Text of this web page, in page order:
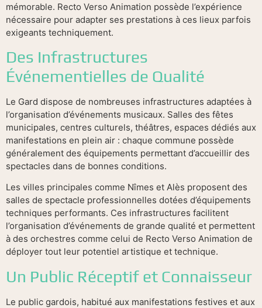
mémorable. Recto Verso Animation possède l’expérience
nécessaire pour adapter ses prestations à ces lieux parfois
exigeants techniquement.
Des Infrastructures
Événementielles de Qualité
Le Gard dispose de nombreuses infrastructures adaptées à
l’organisation d’événements musicaux. Salles des fêtes
municipales, centres culturels, théâtres, espaces dédiés aux
manifestations en plein air : chaque commune possède
généralement des équipements permettant d’accueillir des
spectacles dans de bonnes conditions.
Les villes principales comme Nîmes et Alès proposent des
salles de spectacle professionnelles dotées d’équipements
techniques performants. Ces infrastructures facilitent
l’organisation d’événements de grande qualité et permettent
à des orchestres comme celui de Recto Verso Animation de
déployer tout leur potentiel artistique et technique.
Un Public Réceptif et Connaisseur
Le public gardois, habitué aux manifestations festives et aux